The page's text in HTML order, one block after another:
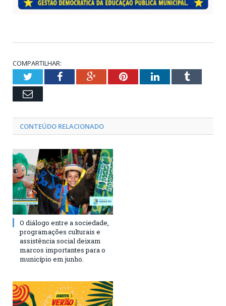
COMPARTILHAR:
TwitterFacebookGoogle+PinterestLinkedInTumblr
Email
CONTEÚDO RELACIONADO
O diálogo entre a sociedade,
programações culturais e
assistência social deixam
marcos importantes para o
município em junho.